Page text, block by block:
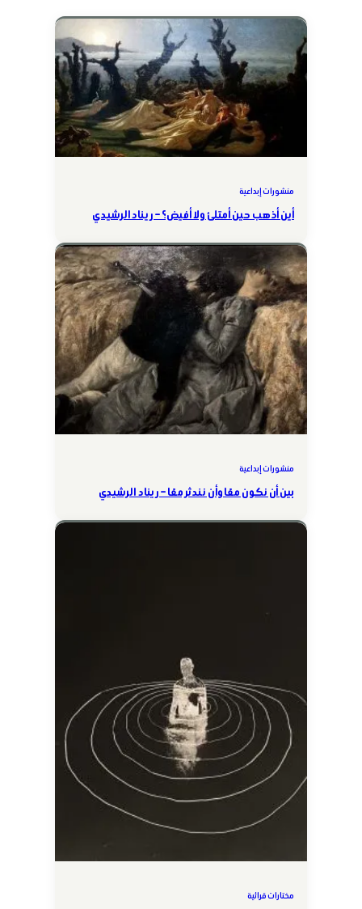
منشورات إبداعية
أين أذهب حين أمتلئ ولا أفيض؟ – ريناد الرشيدي
منشورات إبداعية
بين أن نكون معًا وأن نندثر معًا – ريناد الرشيدي
مختارات قرائية